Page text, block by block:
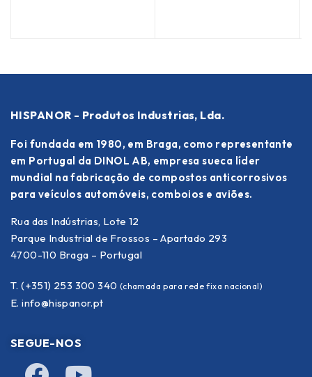
HISPANOR - Produtos Industrias, Lda.
Foi fundada em 1980, em Braga, como representante
em Portugal da DINOL AB, empresa sueca líder
mundial na fabricação de compostos anticorrosivos
para veículos automóveis, comboios e aviões.
Rua das Indústrias, Lote 12
Parque Industrial de Frossos – Apartado 293
4700-110 Braga – Portugal
T. (+351) 253 300 340 (chamada para rede fixa nacional)
E. info@hispanor.pt
SEGUE-NOS